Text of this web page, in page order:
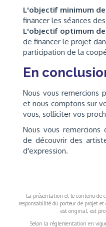
L'objectif minimum
financer les séances
L'objectif optimum
de financer le projet
participation de la
En
Nous vous remercions
et nous comptons sur
vous, solliciter vos
Nous vous
de découvrir des
d'expression.
La présentation et le contenu de
responsabilité du porteur de projet
est original, est
Selon la réglementation en